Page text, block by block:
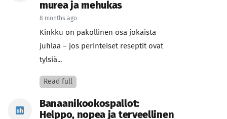
murea ja mehukas
8 months ago
Kinkku on pakollinen osa jokaista
juhlaa – jos perinteiset reseptit ovat
tylsiä...
Read full
Banaanikookospallot:
Helppo, nopea ja terveellinen